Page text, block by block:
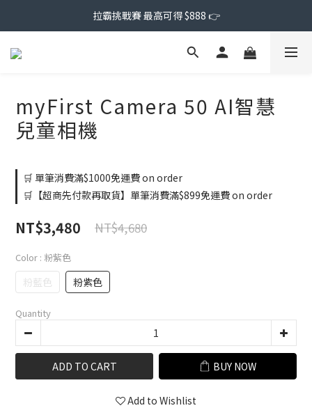
拉霸挑戰賽 最高可得 $888 👉
myFirst Camera 50 AI智慧
兒童相機
🛒 單筆消費滿$1000免運費 on order
🛒【超商先付款再取貨】單筆消費滿$899免運費 on order
NT$3,480 NT$4,680
Color : 粉紫色
粉藍色 粉紫色
Quantity
ADD TO CART BUY NOW
Add to Wishlist